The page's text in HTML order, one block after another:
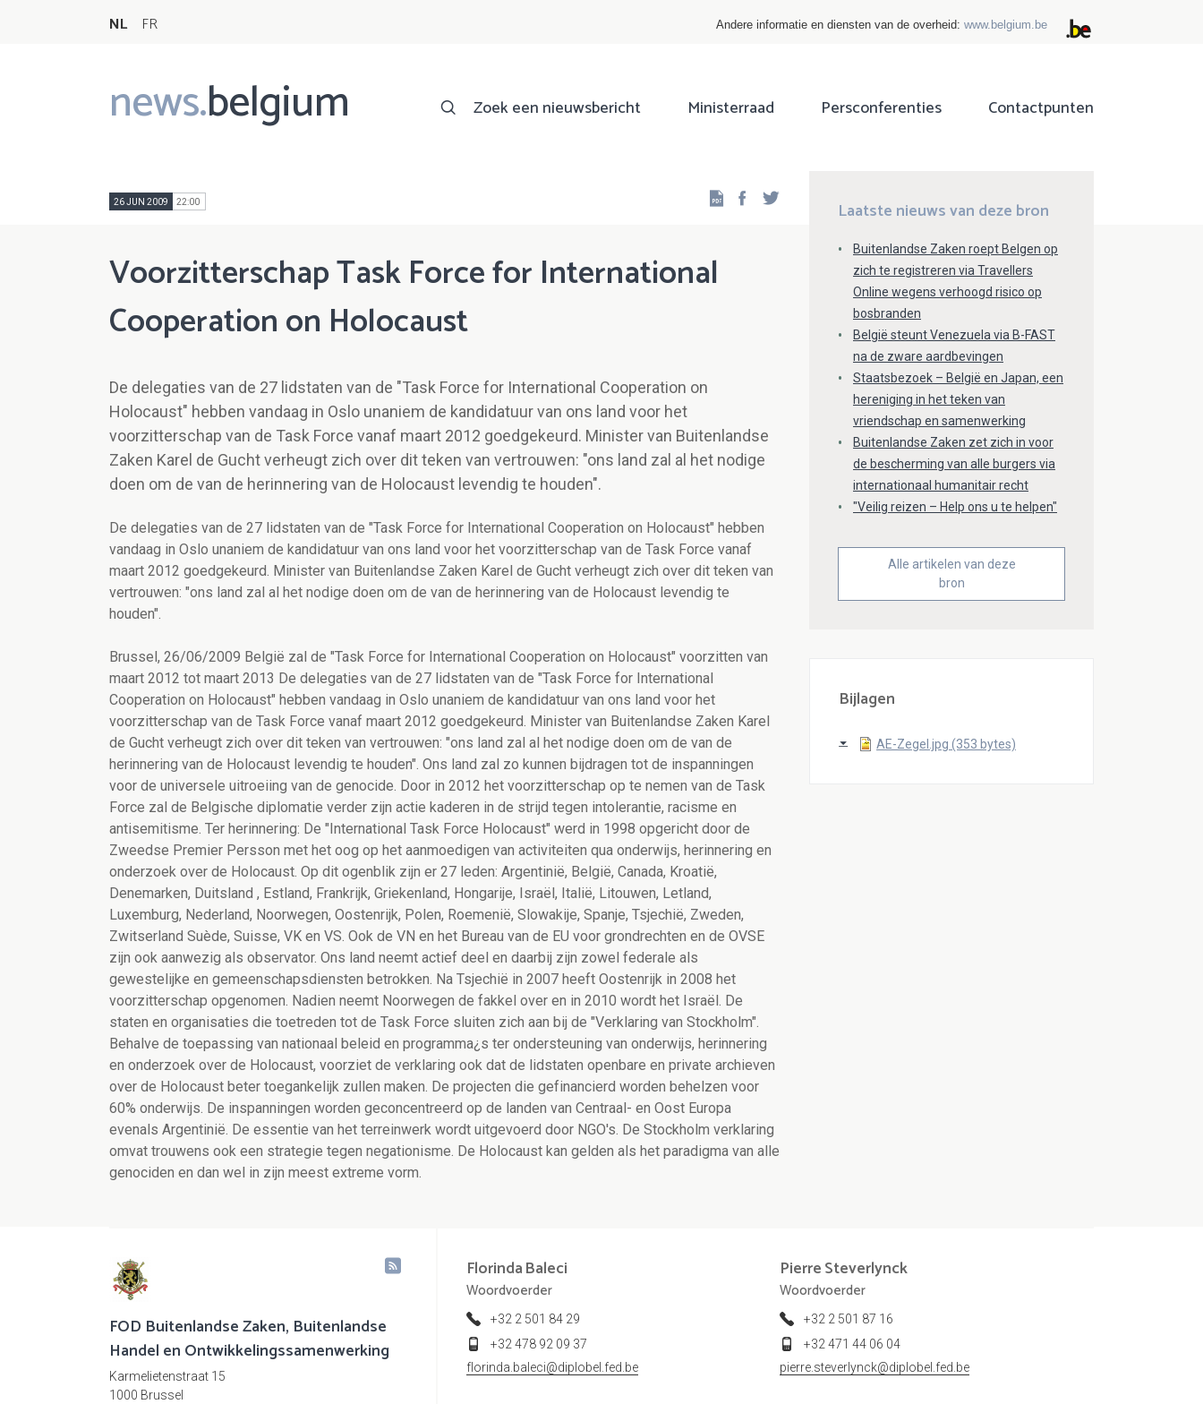
NL FR Andere informatie en diensten van de overheid: www.belgium.be
news.belgium
Main
navigation
Zoek een nieuwsbericht Ministerraad Persconferenties Contactpunten
26 JUN 2009 22:00 Facebook
Voorzitterschap Task Force for International
Cooperation on Holocaust
De delegaties van de 27 lidstaten van de "Task Force for International Cooperation on
Holocaust" hebben vandaag in Oslo unaniem de kandidatuur van ons land voor het
voorzitterschap van de Task Force vanaf maart 2012 goedgekeurd. Minister van Buitenlandse
Zaken Karel de Gucht verheugt zich over dit teken van vertrouwen: "ons land zal al het nodige
doen om de van de herinnering van de Holocaust levendig te houden".
De delegaties van de 27 lidstaten van de "Task Force for International Cooperation on Holocaust" hebben
vandaag in Oslo unaniem de kandidatuur van ons land voor het voorzitterschap van de Task Force vanaf
maart 2012 goedgekeurd. Minister van Buitenlandse Zaken Karel de Gucht verheugt zich over dit teken van
vertrouwen: "ons land zal al het nodige doen om de van de herinnering van de Holocaust levendig te
houden".
Brussel, 26/06/2009 België zal de "Task Force for International Cooperation on Holocaust" voorzitten van
maart 2012 tot maart 2013 De delegaties van de 27 lidstaten van de "Task Force for International
Cooperation on Holocaust" hebben vandaag in Oslo unaniem de kandidatuur van ons land voor het
voorzitterschap van de Task Force vanaf maart 2012 goedgekeurd. Minister van Buitenlandse Zaken Karel
de Gucht verheugt zich over dit teken van vertrouwen: "ons land zal al het nodige doen om de van de
herinnering van de Holocaust levendig te houden". Ons land zal zo kunnen bijdragen tot de inspanningen
voor de universele uitroeiing van de genocide. Door in 2012 het voorzitterschap op te nemen van de Task
Force zal de Belgische diplomatie verder zijn actie kaderen in de strijd tegen intolerantie, racisme en
antisemitisme. Ter herinnering: De "International Task Force Holocaust" werd in 1998 opgericht door de
Zweedse Premier Persson met het oog op het aanmoedigen van activiteiten qua onderwijs, herinnering en
onderzoek over de Holocaust. Op dit ogenblik zijn er 27 leden: Argentinië, België, Canada, Kroatië,
Denemarken, Duitsland , Estland, Frankrijk, Griekenland, Hongarije, Israël, Italië, Litouwen, Letland,
Luxemburg, Nederland, Noorwegen, Oostenrijk, Polen, Roemenië, Slowakije, Spanje, Tsjechië, Zweden,
Zwitserland Suède, Suisse, VK en VS. Ook de VN en het Bureau van de EU voor grondrechten en de OVSE
zijn ook aanwezig als observator. Ons land neemt actief deel en daarbij zijn zowel federale als
gewestelijke en gemeenschapsdiensten betrokken. Na Tsjechië in 2007 heeft Oostenrijk in 2008 het
voorzitterschap opgenomen. Nadien neemt Noorwegen de fakkel over en in 2010 wordt het Israël. De
staten en organisaties die toetreden tot de Task Force sluiten zich aan bij de "Verklaring van Stockholm".
Behalve de toepassing van nationaal beleid en programma¿s ter ondersteuning van onderwijs, herinnering
en onderzoek over de Holocaust, voorziet de verklaring ook dat de lidstaten openbare en private archieven
over de Holocaust beter toegankelijk zullen maken. De projecten die gefinancierd worden behelzen voor
60% onderwijs. De inspanningen worden geconcentreerd op de landen van Centraal- en Oost Europa
evenals Argentinië. De essentie van het terreinwerk wordt uitgevoerd door NGO's. De Stockholm verklaring
omvat trouwens ook een strategie tegen negationisme. De Holocaust kan gelden als het paradigma van alle
genociden en dan wel in zijn meest extreme vorm.
Laatste nieuws van deze bron
Buitenlandse Zaken roept Belgen op
zich te registreren via Travellers
Online wegens verhoogd risico op
bosbranden
België steunt Venezuela via B-FAST
na de zware aardbevingen
Staatsbezoek – België en Japan, een
hereniging in het teken van
vriendschap en samenwerking
Buitenlandse Zaken zet zich in voor
de bescherming van alle burgers via
internationaal humanitair recht
"Veilig reizen – Help ons u te helpen"
Alle artikelen van deze
bron
Bijlagen
AE-Zegel.jpg (353 bytes)
FOD Buitenlandse Zaken, Buitenlandse
Handel en Ontwikkelingssamenwerking
Karmelietenstraat 15
1000 Brussel
FlorindaBaleci
Woordvoerder
+32 2 501 84 29
+32 478 92 09 37
florinda.baleci@diplobel.fed.be
PierreSteverlynck
Woordvoerder
+32 2 501 87 16
+32 471 44 06 04
pierre.steverlynck@diplobel.fed.be